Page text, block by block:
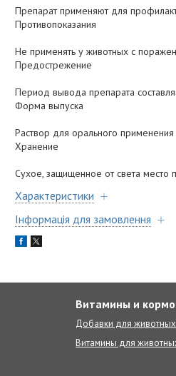
Препарат применяют для
Противопоказания
Не применять у животных с
Предострежение
Период вывода препарата
Форма выпуска
Раствор для орального
Хранение
Сухое, защищенное от света
Характеристики
Інформація для замовлення
Витамины и
Добавки для животных
Витамины для